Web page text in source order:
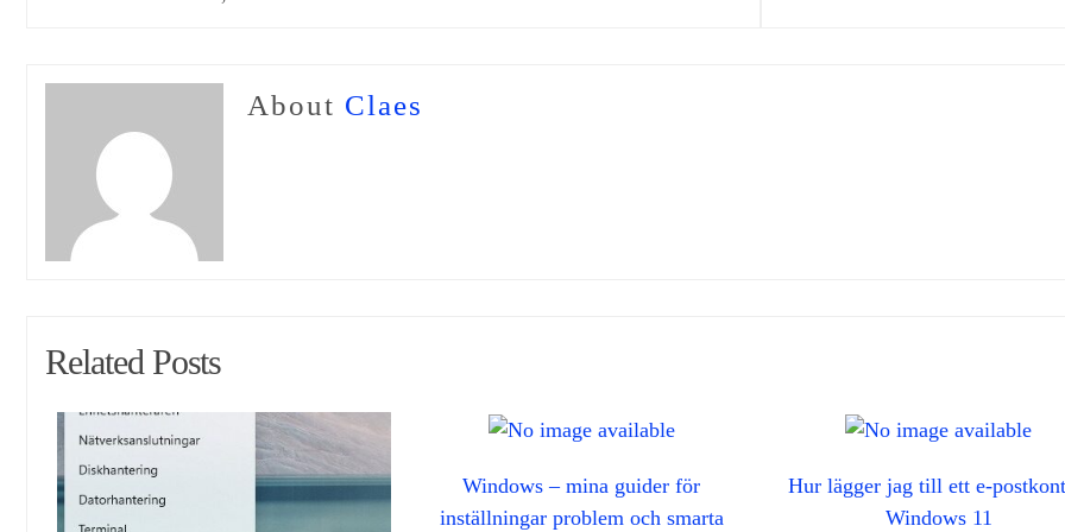
About Claes
Related Posts
Windows – mina guider för
inställningar problem och smarta
Hur lägger jag till ett e-
Windows 11